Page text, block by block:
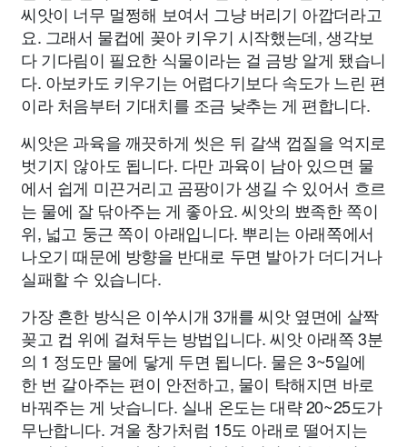
씨앗이 너무 멀쩡해 보여서 그냥 버리기 아깝더라고
요. 그래서 물컵에 꽂아 키우기 시작했는데, 생각보
다 기다림이 필요한 식물이라는 걸 금방 알게 됐습니
다. 아보카도 키우기는 어렵다기보다 속도가 느린 편
이라 처음부터 기대치를 조금 낮추는 게 편합니다.
씨앗은 과육을 깨끗하게 씻은 뒤 갈색 껍질을 억지로
벗기지 않아도 됩니다. 다만 과육이 남아 있으면 물
에서 쉽게 미끈거리고 곰팡이가 생길 수 있어서 흐르
는 물에 잘 닦아주는 게 좋아요. 씨앗의 뾰족한 쪽이
위, 넓고 둥근 쪽이 아래입니다. 뿌리는 아래쪽에서
나오기 때문에 방향을 반대로 두면 발아가 더디거나
실패할 수 있습니다.
가장 흔한 방식은 이쑤시개 3개를 씨앗 옆면에 살짝
꽂고 컵 위에 걸쳐두는 방법입니다. 씨앗 아래쪽 3분
의 1 정도만 물에 닿게 두면 됩니다. 물은 3~5일에
한 번 갈아주는 편이 안전하고, 물이 탁해지면 바로
바꿔주는 게 낫습니다. 실내 온도는 대략 20~25도가
무난합니다. 겨울 창가처럼 15도 아래로 떨어지는